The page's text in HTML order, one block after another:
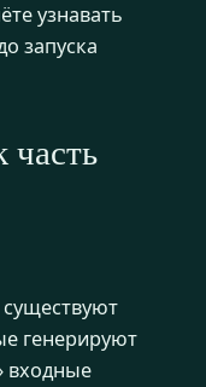
узнавать
запуска
часть
генерируют
входные